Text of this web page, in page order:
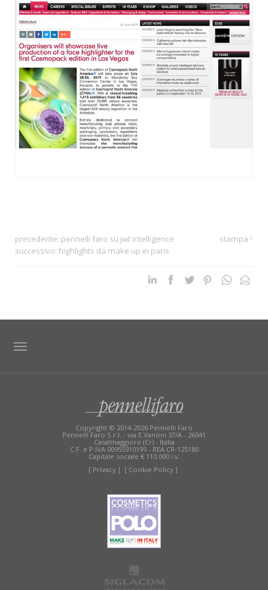
precedente: pennelli faro su jwt intelligence
successivo: highlights da make up in paris
stampa
Copyright © 2014-2026 Pennelli Faro
Pennelli Faro S.r.l. - via E.Vanoni 37/A - 26041
Casalmaggiore (Cr) - Italia
C.F. e P.IVA 00955910195 - REA CR-125180
Capitale sociale € 110.000 i.v.
[ Privacy ] [ Cookie Policy ]